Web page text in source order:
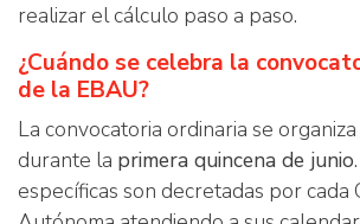
realizar el cálculo paso a paso.
¿Cuándo se celebra la
de la EBAU?
La convocatoria ordinaria se
durante la primera quincena de junio
específicas son decretadas por cada